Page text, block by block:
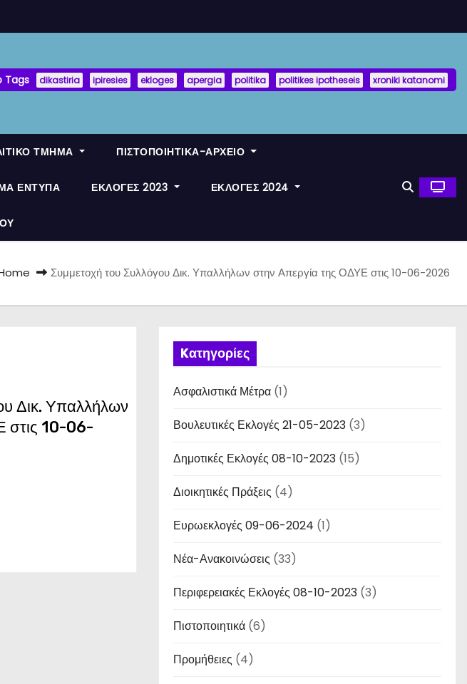
Tags dikastiria ipiresies ekloges apergia politika politikes ipotheseis xroniki katanomi
ΤΜΗΜΑ ΠΙΣΤΟΠΟΙΗΤΙΚΑ-ΑΡΧΕΙΟ
ΕΝΤΥΠΑ ΕΚΛΟΓΕΣ 2023 ΕΚΛΟΓΕΣ 2024
Συμμετοχή του Συλλόγου Δικ. Υπαλλήλων στην Απεργία της ΟΔΥΕ στις 10-06-2026
Δικ. Υπαλλήλων
στις 10-06-
Kατηγορίες
Ασφαλιστικά Μέτρα (1)
Βουλευτικές Εκλογές 21-05-2023 (3)
Δημοτικές Εκλογές 08-10-2023 (15)
Διοικητικές Πράξεις (4)
Ευρωεκλογές 09-06-2024 (1)
Νέα-Ανακοινώσεις (33)
Περιφερειακές Εκλογές 08-10-2023 (3)
Πιστοποιητικά (6)
Προμήθειες (4)